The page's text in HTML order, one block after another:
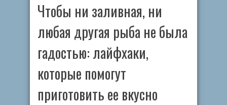
Чтобы ни заливная, ни
любая другая рыба не была
гадостью: лайфхаки,
которые помогут
приготовить ее вкусно